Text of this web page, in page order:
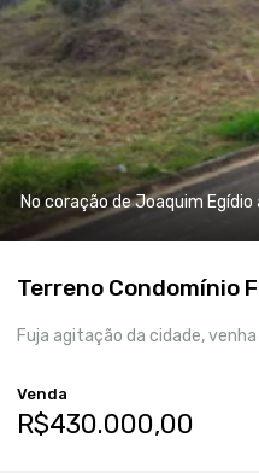
No coração de Joaquim
Terreno Condomínio
Fuja agitação da cidade,
Venda
R$430.000,00